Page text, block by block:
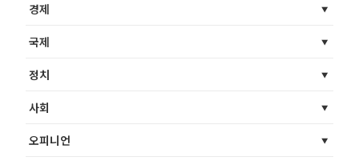
경제
국제
정치
사회
오피니언